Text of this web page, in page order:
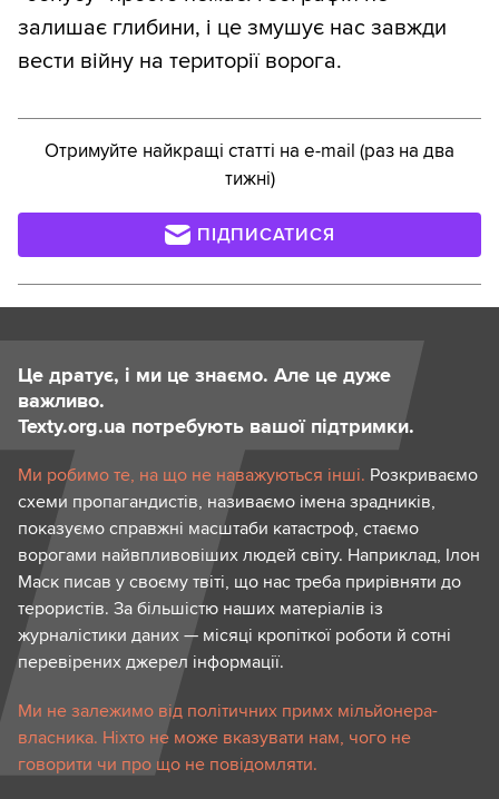
залишає глибини, і це змушує нас завжди
вести війну на території ворога.
Отримуйте найкращі статті на e-mail (раз на два
тижні)
ПІДПИСАТИСЯ
Це дратує, і ми це знаємо. Але це дуже
важливо.
Texty.org.ua потребують вашої підтримки.
Ми робимо те, на що не наважуються інші. Розкриваємо
схеми пропагандистів, називаємо імена зрадників,
показуємо справжні масштаби катастроф, стаємо
ворогами найвпливовіших людей світу. Наприклад, Ілон
Маск писав у своєму твіті, що нас треба прирівняти до
терористів. За більшістю наших матеріалів із
журналістики даних — місяці кропіткої роботи й сотні
перевірених джерел інформації.
Ми не залежимо від політичних примх мільйонера-
власника. Ніхто не може вказувати нам, чого не
говорити чи про що не повідомляти.